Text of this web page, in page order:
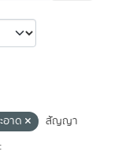
อาด
สัญญา